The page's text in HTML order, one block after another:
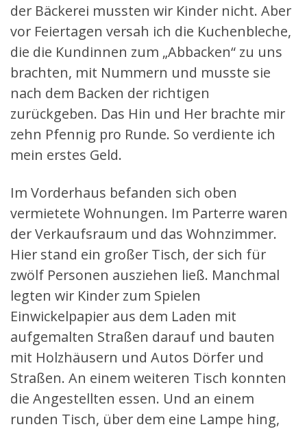
der Bäckerei mussten wir Kinder nicht. Aber
vor Feiertagen versah ich die Kuchenbleche,
die die Kundinnen zum „Abbacken“ zu uns
brachten, mit Nummern und musste sie
nach dem Backen der richtigen
zurückgeben. Das Hin und Her brachte mir
zehn Pfennig pro Runde. So verdiente ich
mein erstes Geld.
Im Vorderhaus befanden sich oben
vermietete Wohnungen. Im Parterre waren
der Verkaufsraum und das Wohnzimmer.
Hier stand ein großer Tisch, der sich für
zwölf Personen ausziehen ließ. Manchmal
legten wir Kinder zum Spielen
Einwickelpapier aus dem Laden mit
aufgemalten Straßen darauf und bauten
mit Holzhäusern und Autos Dörfer und
Straßen. An einem weiteren Tisch konnten
die Angestellten essen. Und an einem
runden Tisch, über dem eine Lampe hing,